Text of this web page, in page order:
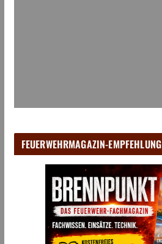
FEUERWEHRMAGAZIN-EMPFEHLUNG